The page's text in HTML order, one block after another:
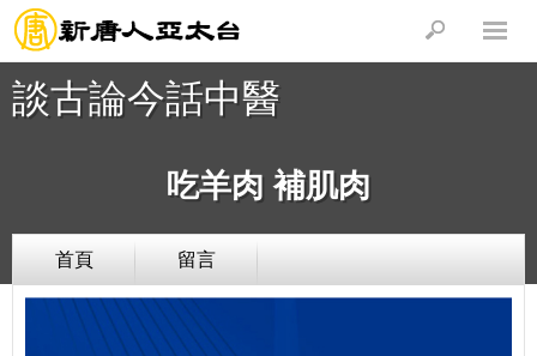
談古論今話中醫
吃羊肉 補肌肉
首頁 留言